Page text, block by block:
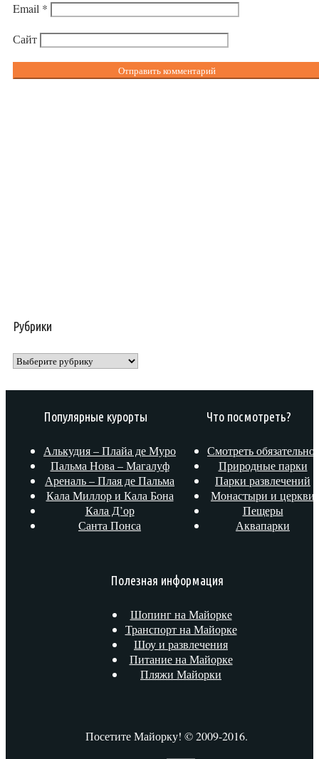
Email *
Сайт
Рубрики
Рубрики
Популярные курорты
Алькудия – Плайа де Муро
Пальма Нова – Магалуф
Ареналь – Плая де Пальма
Кала Миллор и Кала Бона
Кала Д’ор
Санта Понса
Что посмотреть?
Смотреть обязательно!
Природные парки
Парки развлечений
Монастыри и церкви
Пещеры
Аквапарки
Полезная информация
Шопинг на Майорке
Транспорт на Майорке
Шоу и развлечения
Питание на Майорке
Пляжи Майорки
Посетите Майорку! © 2009-2016.